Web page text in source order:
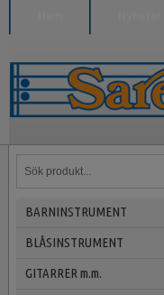
BARNINSTRUMENT
BLÅSINSTRUMENT
GITARRER m.m.